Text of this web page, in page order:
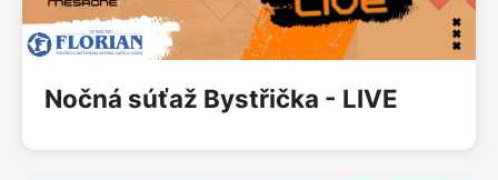
Nočná súťaž Bystřička - LIVE